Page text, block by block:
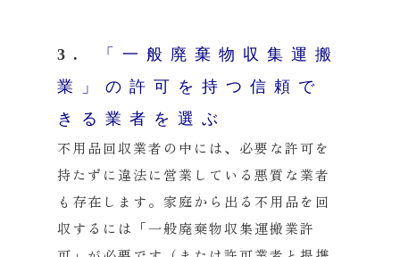
3.
「一般廃棄物収集運搬
業」の許可を持つ信頼で
きる業者を選ぶ
不用品回収業者の中には、必要な許可を
持たずに違法に営業している悪質な業者
も存在します。家庭から出る不用品を回
収するには「一般廃棄物収集運搬業許